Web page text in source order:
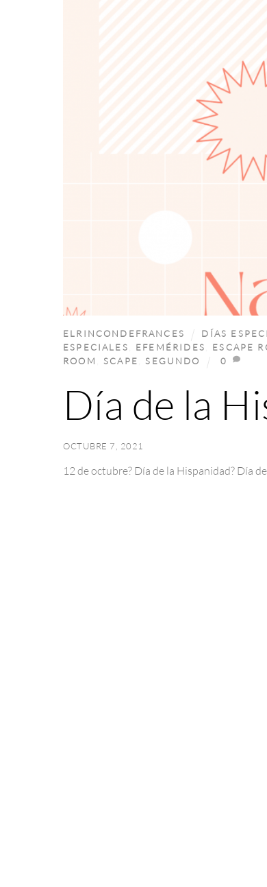
OCTUBRE 7, 2021
Día de la
ELRINCONDEFRANCES DÍAS
ESPECIALES
EFEMÉRIDES ESCAPE
ROOM
,SCAPE ,SEGUNDO 0
12 de octubre? Día de la Hispanidad? Día